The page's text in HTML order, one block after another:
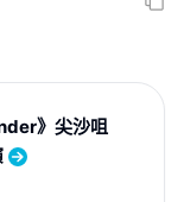
》尖沙咀